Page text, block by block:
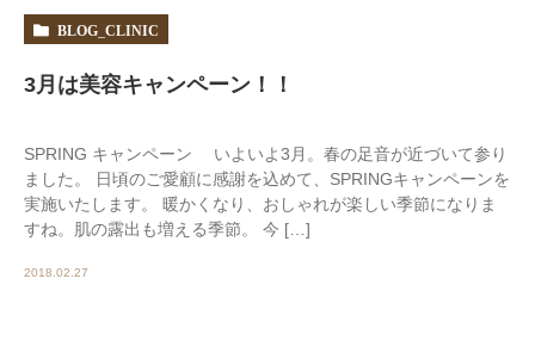
BLOG_CLINIC
3月は美容キャンペーン！！
SPRING キャンペーン いよいよ3月。春の足音が近づいて参り
ました。 日頃のご愛顧に感謝を込めて、SPRINGキャンペーンを
実施いたします。 暖かくなり、おしゃれが楽しい季節になりま
すね。肌の露出も増える季節。 今 […]
2018.02.27